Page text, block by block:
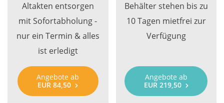
Altakten entsorgen
mit Sofortabholung -
nur ein Termin & alles
ist erledigt
Angebote ab
EUR 84,50
Behälter stehen bis zu
10 Tagen mietfrei zur
Verfügung
Angebote ab
EUR 219,50